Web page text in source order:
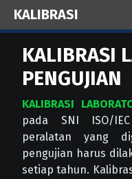
KALIBRASI
PENGUJIAN
KALIBRASI
pada SNI ISO/
peralatan yang
pengujian harus
setiap tahun.
KALIBRASI